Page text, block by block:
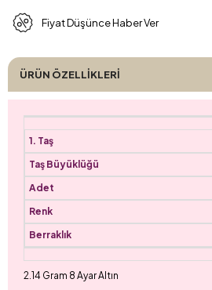
Fiyat Düşünce Haber Ver
ÜRÜN ÖZELLIKLERI
2.14 Gram 8 Ayar Altın